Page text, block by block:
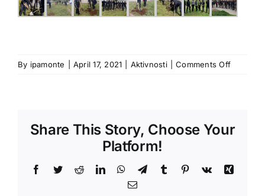
By ipamonte April 17, 2021 Aktivnosti Comments Offon
Gora
se
Share This Story, Choose Your
Platform!
Facebook
TwitterRedditLinkedInWhatsApp
TelegramTumblr Pinterest
Vk
Xing
Email